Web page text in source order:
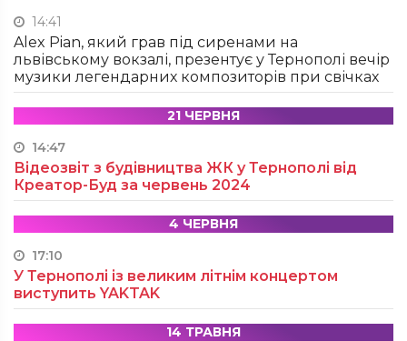
14:41
Alex Pian, який грав під сиренами на
львівському вокзалі, презентує у Тернополі вечір
музики легендарних композиторів при свічках
21 ЧЕРВНЯ
14:47
Відеозвіт з будівництва ЖК у Тернополі від
Креатор-Буд за червень 2024
4 ЧЕРВНЯ
17:10
У Тернополі із великим літнім концертом
виступить YAKTAK
14 ТРАВНЯ